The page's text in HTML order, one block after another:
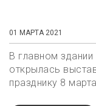
01 МАРТА 2021
В главном
открылась
празднику 8